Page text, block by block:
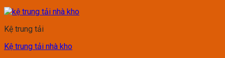
Kệ trung tải
Kệ trung tải nhà kho